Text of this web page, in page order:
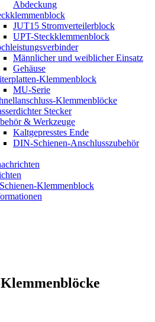
Abdeckung
JUT15 Stromverteilerblock
UPT-Steckklemmenblock
Männlicher und weiblicher Einsatz
Gehäuse
Klemmenblock
MU-Serie
Klemmenblöcke
Stecker
& Werkzeuge
Kaltgepresstes Ende
DIN-Schienen-Anschlusszubehör
Klemmenblock